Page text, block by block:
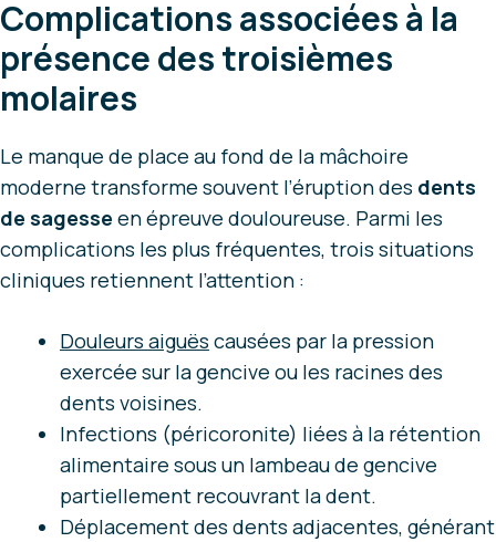
Complications associées à la
présence des troisièmes
molaires
Le manque de place au fond de la mâchoire
moderne transforme souvent l’éruption des dents
de sagesse en épreuve douloureuse. Parmi les
complications les plus fréquentes, trois situations
cliniques retiennent l’attention :
Douleurs aiguës causées par la pression
exercée sur la gencive ou les racines des
dents voisines.
Infections (péricoronite) liées à la rétention
alimentaire sous un lambeau de gencive
partiellement recouvrant la dent.
Déplacement des dents adjacentes, générant